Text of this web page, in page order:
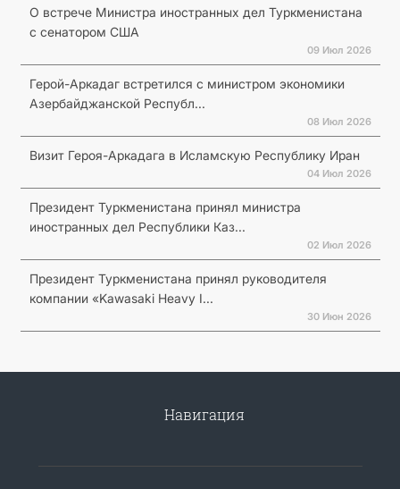
О встрече Министра иностранных дел Туркменистана
с сенатором США
09 Июл 2026
Герой-Аркадаг встретился с министром экономики
Азербайджанской Республ...
08 Июл 2026
Визит Героя-Аркадага в Исламскую Республику Иран
04 Июл 2026
Президент Туркменистана принял министра
иностранных дел Республики Каз...
02 Июл 2026
Президент Туркменистана принял руководителя
компании «Kawasaki Heavy I...
30 Июн 2026
Навигация